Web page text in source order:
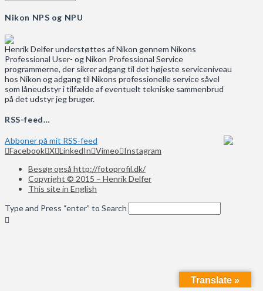
Nikon NPS og NPU
Henrik Delfer understøttes af Nikon gennem Nikons
Professional User- og Nikon Professional Service
programmerne, der sikrer adgang til det højeste serviceniveau
hos Nikon og adgang til Nikons professionelle service såvel
som låneudstyr i tilfælde af eventuelt tekniske sammenbrud
på det udstyr jeg bruger.
RSS-feed…
Abboner på mit RSS-feed
Facebook X LinkedIn Vimeo Instagram
Besøg også http://fotoprofil.dk/
Copyright © 2015 – Henrik Delfer
This site in English
Type and Press “enter” to Search
Translate »